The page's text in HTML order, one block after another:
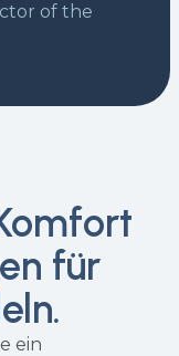
of the
für
ein